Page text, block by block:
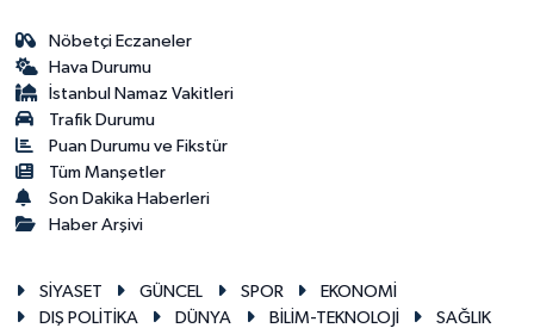
Nöbetçi Eczaneler
Hava Durumu
İstanbul Namaz Vakitleri
Trafik Durumu
Puan Durumu ve Fikstür
Tüm Manşetler
Son Dakika Haberleri
Haber Arşivi
SİYASET GÜNCEL SPOR
EKONOMİ
DIŞ POLİTİKA
DÜNYA BİLİM-TEKNOLOJİ
SAĞLIK